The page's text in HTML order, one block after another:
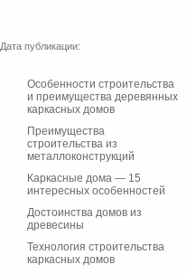
Дата публикации:
Особенности строительства
и преимущества деревянных
каркасных домов
Преимущества
строительства из
металлоконструкций
Каркасные дома — 15
интересных особенностей
Достоинства домов из
древесины
Технология строительства
каркасных домов